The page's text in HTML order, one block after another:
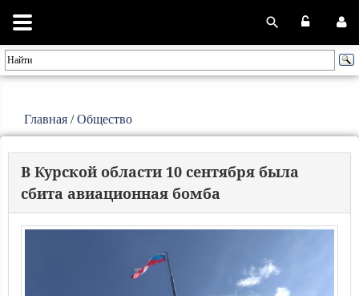
Главная /Общество
В Курской области 10 сентября была
сбита авиационная бомба